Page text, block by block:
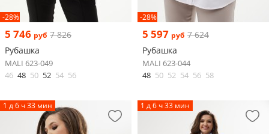
-28%
5 746 руб 7 826
Рубашка
MALI 623-049
46 48 50 52 54 56
-28%
5 597 руб 7 624
Рубашка
MALI 623-044
48 50 52 54 56 58
1 д 6 ч 33 мин 1 д 6 ч 33 мин